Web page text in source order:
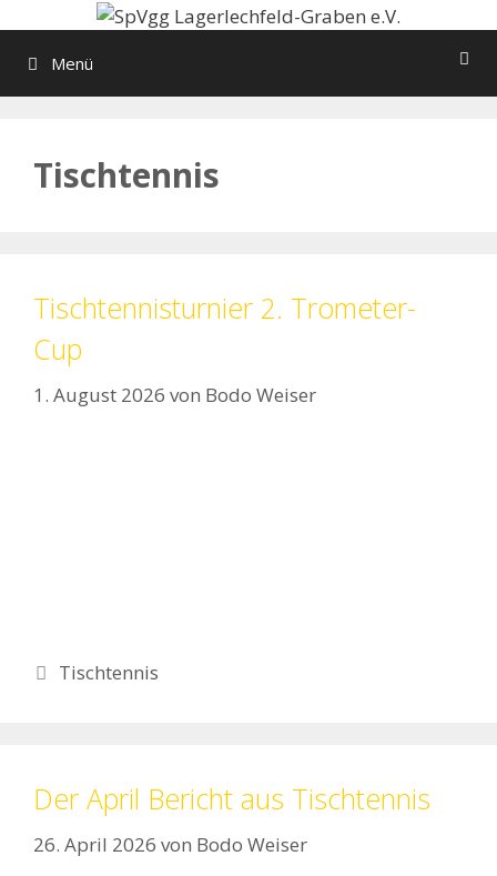
springen
Menü
Tischtennis
Tischtennisturnier 2. Trometer-
Cup
1. August 2026 von Bodo Weiser
Kategorien
Tischtennis
Der April Bericht aus Tischtennis
26. April 2026 von Bodo Weiser